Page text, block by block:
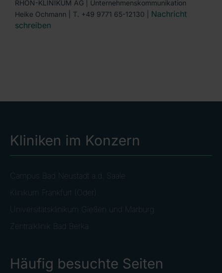
RHÖN-KLINIKUM AG | Unternehmenskommunikation
Heike Ochmann | T. +49 9771 65-12130 | Nachricht
schreiben
Kliniken im Konzern
Campus Bad Neustadt a.d. Saale
Klinikum Frankfurt (Oder)
Universitätsklinikum Gießen und Marburg
Zentralklinik Bad Berka
Häufig besuchte Seiten